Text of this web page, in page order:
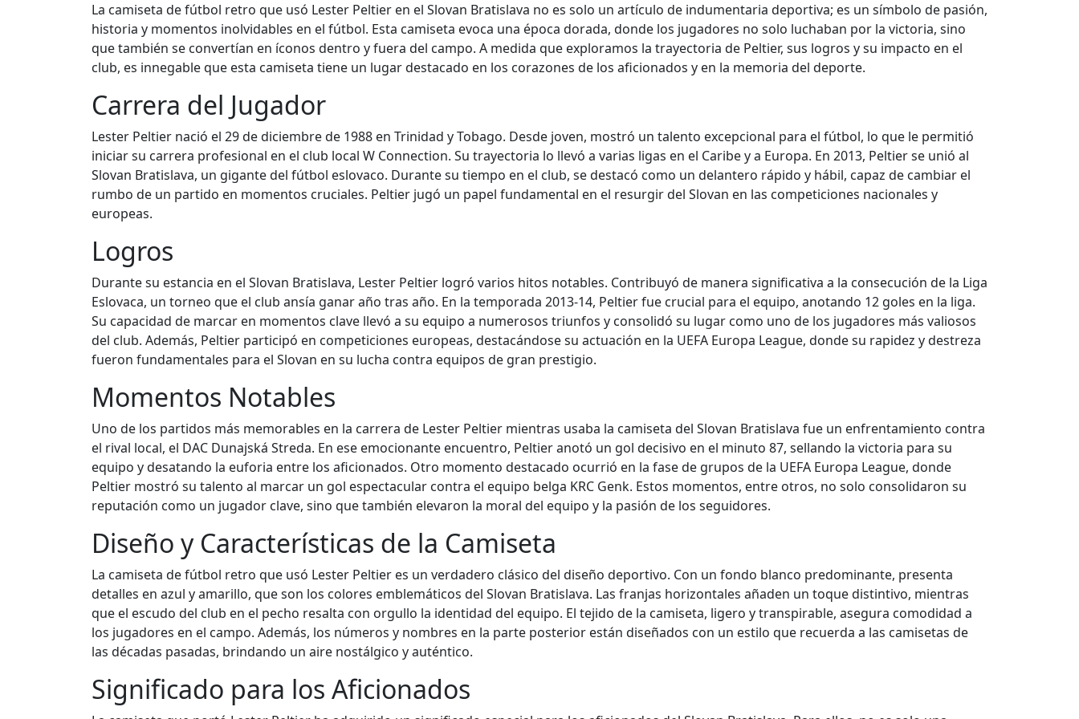
La camiseta de fútbol retro que usó Lester Peltier en el Slovan Bratislava no es solo un artículo de indumentaria deportiva; es un símbolo de pasión,
historia y momentos inolvidables en el fútbol. Esta camiseta evoca una época dorada, donde los jugadores no solo luchaban por la victoria, sino
que también se convertían en íconos dentro y fuera del campo. A medida que exploramos la trayectoria de Peltier, sus logros y su impacto en el
club, es innegable que esta camiseta tiene un lugar destacado en los corazones de los aficionados y en la memoria del deporte.
Carrera del Jugador
Lester Peltier nació el 29 de diciembre de 1988 en Trinidad y Tobago. Desde joven, mostró un talento excepcional para el fútbol, lo que le permitió
iniciar su carrera profesional en el club local W Connection. Su trayectoria lo llevó a varias ligas en el Caribe y a Europa. En 2013, Peltier se unió al
Slovan Bratislava, un gigante del fútbol eslovaco. Durante su tiempo en el club, se destacó como un delantero rápido y hábil, capaz de cambiar el
rumbo de un partido en momentos cruciales. Peltier jugó un papel fundamental en el resurgir del Slovan en las competiciones nacionales y
europeas.
Logros
Durante su estancia en el Slovan Bratislava, Lester Peltier logró varios hitos notables. Contribuyó de manera significativa a la consecución de la Liga
Eslovaca, un torneo que el club ansía ganar año tras año. En la temporada 2013-14, Peltier fue crucial para el equipo, anotando 12 goles en la liga.
Su capacidad de marcar en momentos clave llevó a su equipo a numerosos triunfos y consolidó su lugar como uno de los jugadores más valiosos
del club. Además, Peltier participó en competiciones europeas, destacándose su actuación en la UEFA Europa League, donde su rapidez y destreza
fueron fundamentales para el Slovan en su lucha contra equipos de gran prestigio.
Momentos Notables
Uno de los partidos más memorables en la carrera de Lester Peltier mientras usaba la camiseta del Slovan Bratislava fue un enfrentamiento contra
el rival local, el DAC Dunajská Streda. En ese emocionante encuentro, Peltier anotó un gol decisivo en el minuto 87, sellando la victoria para su
equipo y desatando la euforia entre los aficionados. Otro momento destacado ocurrió en la fase de grupos de la UEFA Europa League, donde
Peltier mostró su talento al marcar un gol espectacular contra el equipo belga KRC Genk. Estos momentos, entre otros, no solo consolidaron su
reputación como un jugador clave, sino que también elevaron la moral del equipo y la pasión de los seguidores.
Diseño y Características de la Camiseta
La camiseta de fútbol retro que usó Lester Peltier es un verdadero clásico del diseño deportivo. Con un fondo blanco predominante, presenta
detalles en azul y amarillo, que son los colores emblemáticos del Slovan Bratislava. Las franjas horizontales añaden un toque distintivo, mientras
que el escudo del club en el pecho resalta con orgullo la identidad del equipo. El tejido de la camiseta, ligero y transpirable, asegura comodidad a
los jugadores en el campo. Además, los números y nombres en la parte posterior están diseñados con un estilo que recuerda a las camisetas de
las décadas pasadas, brindando un aire nostálgico y auténtico.
Significado para los Aficionados